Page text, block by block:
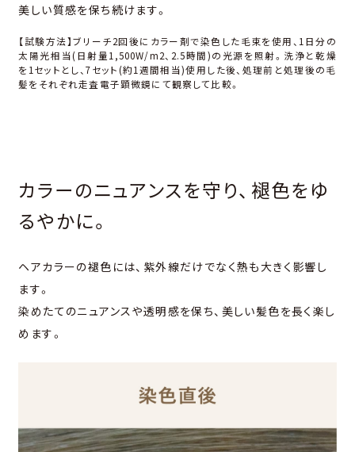
美しい質感を保ち続けます。
【試験方法】ブリーチ2回後にカラー剤で染⾊した⽑束を使⽤、1⽇分の
太陽光相当(⽇射量1,500W/m2、2.5時間)の光源を照射。洗浄と乾燥
を1セットとし、7セット(約1週間相当)使⽤した後、処理前と処理後の⽑
髪をそれぞれ走査電子顕微鏡にて観察して比較。
カラーのニュアンスを守り、褪⾊をゆ
るやかに。
ヘアカラーの褪⾊には、紫外線だけでなく熱も⼤きく影響し
ます。
染めたてのニュアンスや透明感を保ち、美しい髪⾊を⻑く楽し
めます。